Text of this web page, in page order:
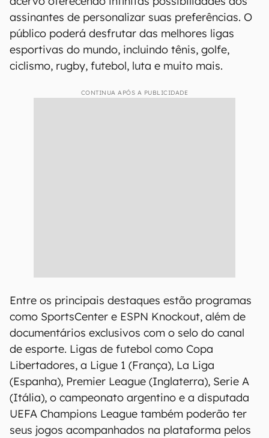
assinantes de personalizar suas preferências. O
público poderá desfrutar das melhores ligas
esportivas do mundo, incluindo tênis, golfe,
ciclismo, rugby, futebol, luta e muito mais.
CONTINUA APÓS A PUBLICIDADE
Entre os principais destaques estão programas
como SportsCenter e ESPN Knockout, além de
documentários exclusivos com o selo do canal
de esporte. Ligas de futebol como Copa
Libertadores, a Ligue 1 (França), La Liga
(Espanha), Premier League (Inglaterra), Serie A
(Itália), o campeonato argentino e a disputada
UEFA Champions League também poderão ter
seus jogos acompanhados na plataforma pelos